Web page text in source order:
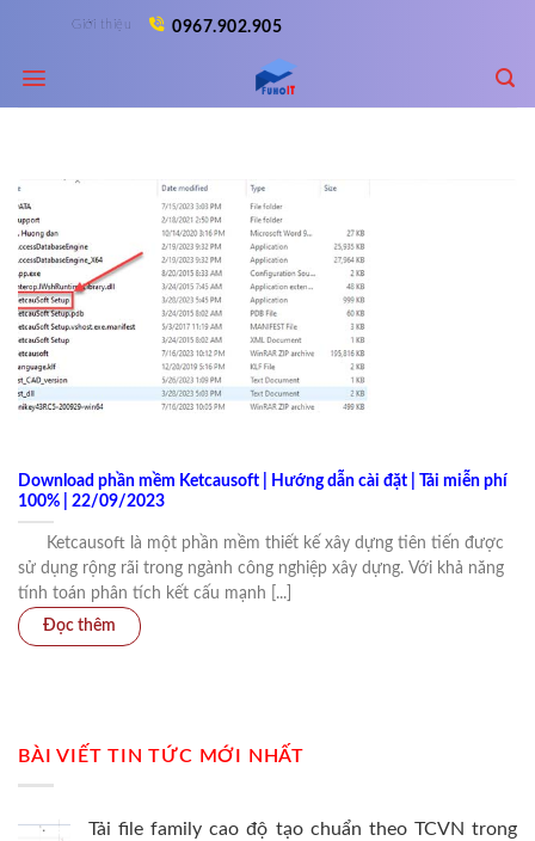
content
Giới thiệu 0967.902.905
Download phần mềm Ketcausoft | Hướng dẫn cài đặt | Tải miễn phí
100% | 22/09/2023
Ketcausoft là một phần mềm thiết kế xây dựng tiên tiến được
sử dụng rộng rãi trong ngành công nghiệp xây dựng. Với khả năng
tính toán phân tích kết cấu mạnh [...]
BÀI VIẾT TIN TỨC MỚI NHẤT
Tải file family cao độ tạo chuẩn theo TCVN trong